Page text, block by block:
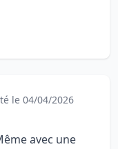
le 04/04/2026
avec une